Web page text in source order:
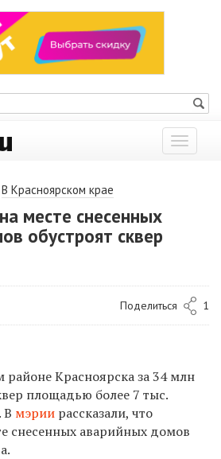
Показать
меню
В Красноярском крае
месте снесенных
обустроят сквер
Поделиться 1
Красноярска за 34 млн
площадью более 7 тыс.
В мэрии рассказали, что
снесенных аварийных домов